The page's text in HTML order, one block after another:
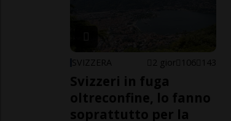
SVIZZERA 2 gior 106 143
Svizzeri in fuga
oltreconfine, lo fanno
soprattutto per la